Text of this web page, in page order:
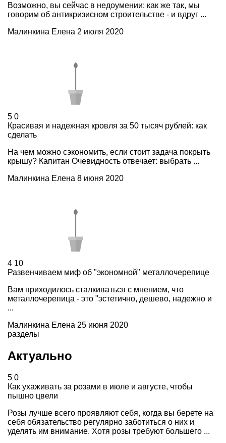
Возможно, вы сейчас в недоумении: как же так, мы
говорим об антикризисном строительстве - и вдруг ...
Малинкина Елена 2 июля 2020
5 0
Красивая и надежная кровля за 50 тысяч рублей: как
сделать
На чем можно сэкономить, если стоит задача покрыть
крышу? Капитан Очевидность отвечает: выбрать ...
Малинкина Елена 8 июня 2020
4 10
Развенчиваем миф об "экономной" металлочерепице
Вам приходилось сталкиваться с мнением, что
металлочерепица - это "эстетично, дешево, надежно и
...
Малинкина Елена 25 июня 2020
разделы
Актуально
5 0
Как ухаживать за розами в июле и августе, чтобы
пышно цвели
Розы лучше всего проявляют себя, когда вы берете на
себя обязательство регулярно заботиться о них и
уделять им внимание. Хотя розы требуют большего ...